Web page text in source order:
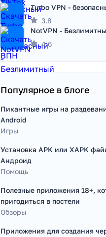
Turbo VPN -
3.8
4.6
Популярное в блоге
Пикантные игры на
Android
Игры
Установка APK или XAPK
Андроид
Помощь
Полезные приложения 18+,
пригодиться в постели
Обзоры
Приложения для создания